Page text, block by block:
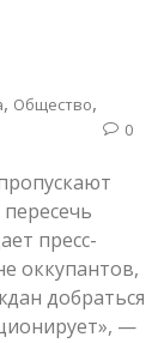
, Общество,
0
пресс-
оккупантов,
добраться
—